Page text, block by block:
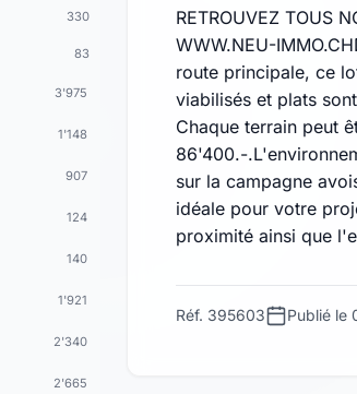
330
83
3'975
1'148
907
124
140
1'921
2'340
2'665
RETROUVEZ TOUS
WWW.NEU-
route principale, ce
viabilisés et plats
Chaque terrain peut
86'400.-
sur la campagne
idéale pour votre
proximité ainsi que
Réf. 395603 Publié le